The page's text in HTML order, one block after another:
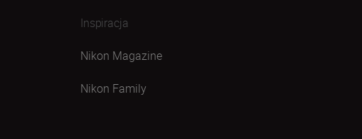
Inspiracja
Nikon Magazine
Nikon Family